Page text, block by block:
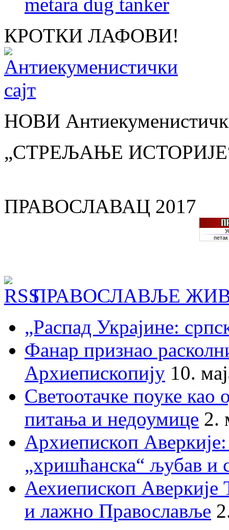
КРОТКИ ЛАФОВИ!
НОВИ
„СТРЕЉАЊЕ
ПРАВОСЛАВАЦ 2017
ПРАВОСЛАВЉЕ
„Распад Украјине:
Фанар признао
Архиепископију 10.
Светоотачке поуке као
питања и недоумице 2.
Архиепископ
„хришћанска“ љубав и
Аехиепископ
и лажно Православље